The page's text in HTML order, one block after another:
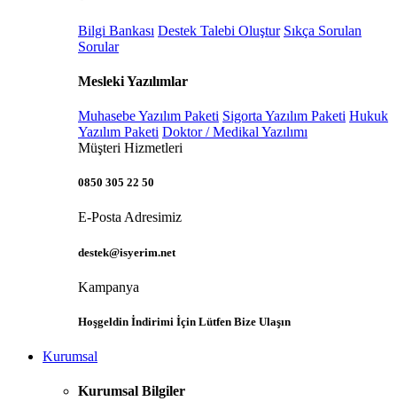
Bilgi Bankası Destek Talebi Oluştur Sıkça Sorulan
Sorular
Mesleki Yazılımlar
Muhasebe Yazılım Paketi Sigorta Yazılım Paketi Hukuk
Yazılım Paketi Doktor / Medikal Yazılımı
Müşteri Hizmetleri
0850 305 22 50
E-Posta Adresimiz
destek@isyerim.net
Kampanya
Hoşgeldin İndirimi İçin Lütfen Bize Ulaşın
Kurumsal
Kurumsal Bilgiler